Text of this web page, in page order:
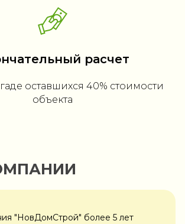
расчет
оставшихся 40% стоимости
объекта
"НовДомСтрой" более 5 лет